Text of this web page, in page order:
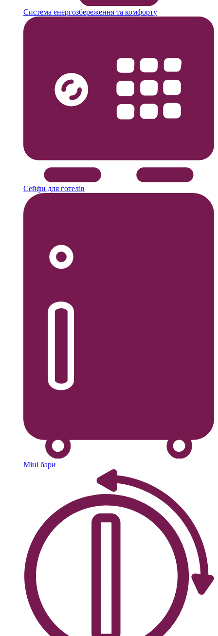
Система енергозбереження та комфорту
Сейфи для готелів
Міні бари